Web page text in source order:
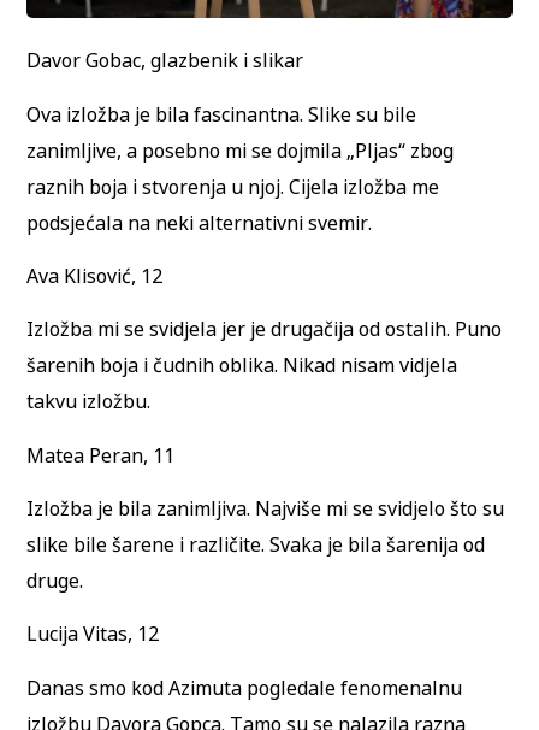
Davor Gobac, glazbenik i slikar
Ova izložba je bila fascinantna. Slike su bile
zanimljive, a posebno mi se dojmila „Pljas“ zbog
raznih boja i stvorenja u njoj. Cijela izložba me
podsjećala na neki alternativni svemir.
Ava Klisović, 12
Izložba mi se svidjela jer je drugačija od ostalih. Puno
šarenih boja i čudnih oblika. Nikad nisam vidjela
takvu izložbu.
Matea Peran, 11
Izložba je bila zanimljiva. Najviše mi se svidjelo što su
slike bile šarene i različite. Svaka je bila šarenija od
druge.
Lucija Vitas, 12
Danas smo kod Azimuta pogledale fenomenalnu
izložbu Davora Gopca. Tamo su se nalazila razna